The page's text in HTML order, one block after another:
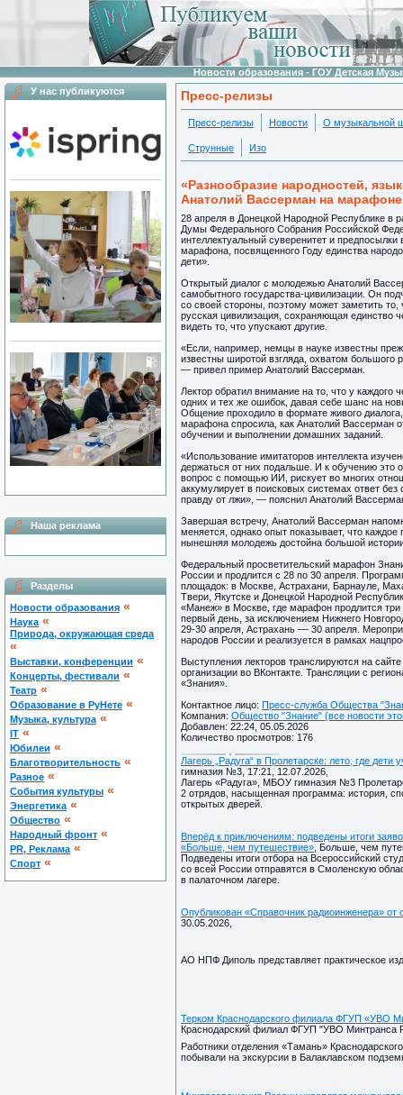
Новости образования - ГОУ Детская
У нас публикуются
Наша реклама
Разделы
Новости образования «
Наука «
Природа, окружающая среда
«
Выставки, конференции «
Концерты, фестивали «
Театр «
Образование в РуНете «
Музыка, культура «
IT «
Юбилеи «
Благотворительность «
Разное «
Cобытия культуры «
Энергетика «
Общество «
Народный фронт «
PR, Реклама «
Спорт «
Пресс-релизы
Пресс-релизы Новости О музыкальной
Струнные Изо
«Разнообразие народностей,
Анатолий Вассерман на
28 апреля в Донецкой Народной Республике в
Думы Федерального Собрания Российской
интеллектуальный суверенитет и
марафона, посвященного Году единства
дети».
Открытый диалог с молодежью Анатолий
самобытного государства-цивилизации. Он
со своей стороны, поэтому может заметить то,
русская цивилизация, сохраняющая единство
видеть то, что упускают другие.
«Если, например, немцы в науке известны
известны широтой взгляда, охватом большого
— привел пример Анатолий Вассерман.
Лектор обратил внимание на то, что у
одних и тех же ошибок, давая себе шанс на
Общение проходило в формате живого
марафона спросила, как Анатолий Вассерман
обучении и выполнении домашних заданий.
«Использование имитаторов интеллекта
держаться от них подальше. И к обучению это
вопрос с помощью ИИ, рискует во многих
аккумулирует в поисковых системах ответ без
правду от лжи», — пояснил Анатолий
Завершая встречу, Анатолий Вассерман
меняется, однако опыт показывает, что
нынешняя молодежь достойна большой
Федеральный просветительский марафон
России и продлится с 28 по 30 апреля.
площадок: в Москве, Астрахани, Барнауле,
Твери, Якутске и Донецкой Народной
«Манеж» в Москве, где марафон продлится три
первый день, за исключением Нижнего
29-30 апреля, Астрахань –– 30 апреля.
народов России и реализуется в рамках
Выступления лекторов транслируются на
организации во ВКонтакте. Трансляции с
«Знания».
Контактное лицо: Пресс-служба Общества
Компания: Общество "Знание" (все новости
Добавлен: 22:24, 05.05.2026
Количество просмотров: 176
Лагерь „Радуга“ в Пролетарске: лето, где
гимназия №3, 17:21, 12.07.2026,
Лагерь «Радуга», МБОУ гимназия №3
2 отрядов, насыщенная программа: история,
открытых дверей.
Вперёд к приключениям: подведены итоги
«Больше, чем путешествие» , Больше, чем
Подведены итоги отбора на Всероссийский
со всей России отправятся в Смоленскую
в палаточном лагере.
Опубликован «Справочник радиоинженера»
30.05.2026,
АО НПФ Диполь представляет практическое
Терком Краснодарского филиала ФГУП «УВО
Краснодарский филиал ФГУП "УВО Минтранса
Работники отделения «Тамань»
побывали на экскурсии в Балаклавском